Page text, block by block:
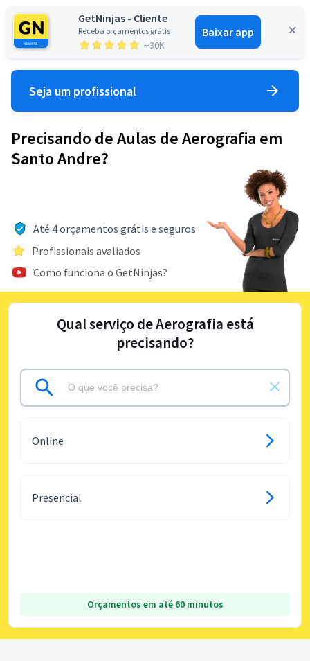
GetNinjas - Cliente
Receba orçamentos grátis
+30K
Baixar app
Entrar
Seja um profissional
Precisando de Aulas de Aerografia em
Santo Andre?
Até 4 orçamentos grátis e seguros
Profissionais avaliados
Como funciona o GetNinjas?
Qual serviço de Aerografia está
precisando?
Online
Presencial
Orçamentos em até 60 minutos